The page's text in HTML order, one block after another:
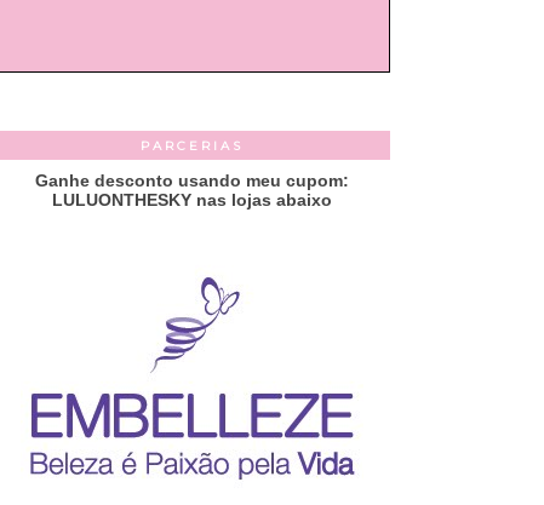
PARCERIAS
Ganhe desconto usando meu cupom:
LULUONTHESKY nas lojas abaixo